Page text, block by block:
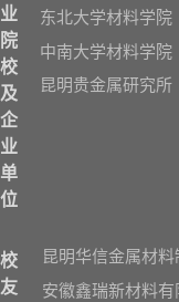
业
院
校
及
企
业
单
位
东北大学材料学院
中南大学材料学院
昆明贵金属研究所
校
友
昆明华信金属材料
安徽鑫瑞新材料有